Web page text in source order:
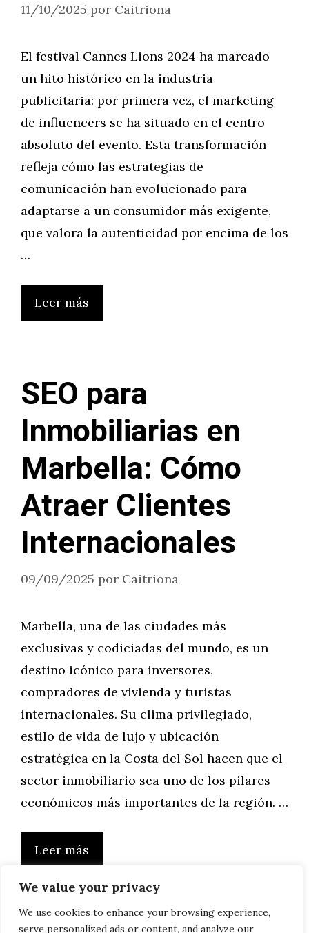
We value your privacy
We use cookies to enhance your browsing experience,
serve personalized ads or content, and analyze our
11/10/2025 por Caitriona
El festival Cannes Lions 2024 ha marcado
un hito histórico en la industria
publicitaria: por primera vez, el marketing
de influencers se ha situado en el centro
absoluto del evento. Esta transformación
refleja cómo las estrategias de
comunicación han evolucionado para
adaptarse a un consumidor más exigente,
que valora la autenticidad por encima de los
…
Leer más
SEO para
Inmobiliarias en
Marbella: Cómo
Atraer Clientes
Internacionales
09/09/2025 por Caitriona
Marbella, una de las ciudades más
exclusivas y codiciadas del mundo, es un
destino icónico para inversores,
compradores de vivienda y turistas
internacionales. Su clima privilegiado,
estilo de vida de lujo y ubicación
estratégica en la Costa del Sol hacen que el
sector inmobiliario sea uno de los pilares
económicos más importantes de la región. …
Leer más